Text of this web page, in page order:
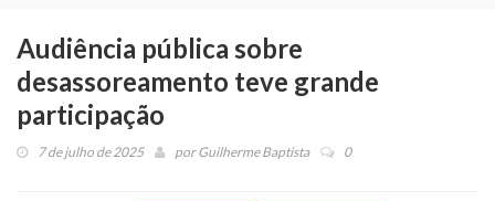
Audiência pública sobre
desassoreamento teve grande
participação
7 de julho de 2025 porGuilherme Baptista 0